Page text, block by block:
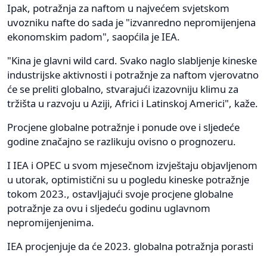
Ipak, potražnja za naftom u najvećem svjetskom
uvozniku nafte do sada je "izvanredno nepromijenjena
ekonomskim padom", saopćila je IEA.
"Kina je glavni wild card. Svako naglo slabljenje kineske
industrijske aktivnosti i potražnje za naftom vjerovatno
će se preliti globalno, stvarajući izazovniju klimu za
tržišta u razvoju u Aziji, Africi i Latinskoj Americi", kaže.
Procjene globalne potražnje i ponude ove i sljedeće
godine značajno se razlikuju ovisno o prognozeru.
I IEA i OPEC u svom mjesečnom izvještaju objavljenom
u utorak, optimistični su u pogledu kineske potražnje
tokom 2023., ostavljajući svoje procjene globalne
potražnje za ovu i sljedeću godinu uglavnom
nepromijenjenima.
IEA procjenjuje da će 2023. globalna potražnja porasti